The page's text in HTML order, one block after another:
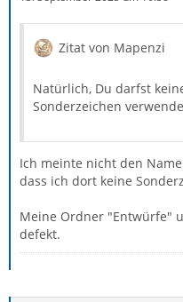
Zitat von Mapenzi
Natürlich, Du darfst
Sonderzeichen
Ich meinte nicht den
dass ich dort keine
Meine Ordner "Entwürfe"
defekt.